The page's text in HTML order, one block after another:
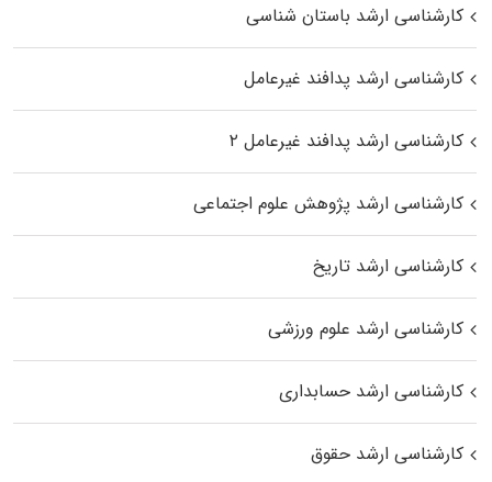
کارشناسی ارشد باستان شناسی
کارشناسی ارشد پدافند غیرعامل
کارشناسی ارشد پدافند غیرعامل ۲
کارشناسی ارشد پژوهش علوم اجتماعی
کارشناسی ارشد تاریخ
کارشناسی ارشد علوم ورزشی
کارشناسی ارشد حسابداری
کارشناسی ارشد حقوق